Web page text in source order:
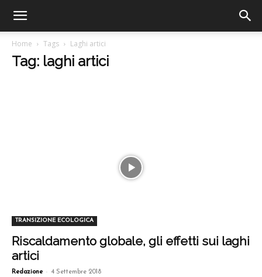
Home Tags Laghi artici
Tag: laghi artici
TRANSIZIONE ECOLOGICA
Riscaldamento globale, gli effetti sui laghi
artici
Redazione - 4 Settembre 2018